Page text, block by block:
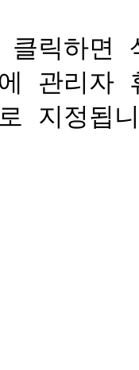
클릭하면
관리자